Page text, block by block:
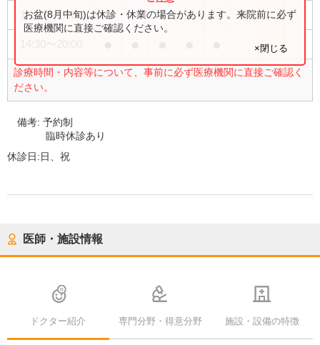
14:00〜17:00 ●
診療時間・内容等について、事前に必ず医療機関に直接ご確認く
ださい。
お盆(8月中旬)は休診・休業の場合があります。来院前に必ず
医療機関に直接ご確認ください。
×閉じる
備考:予約制
臨時休診あり
休診日:日、祝
医師・施設情報
ドクター紹介 専門分野・得意分野 施設・設備の特徴